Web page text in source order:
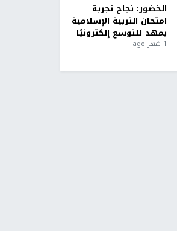
الخضور: نجاح تجربة
امتحان التربية الإسلامية
يمهد للتوسع إلكترونيًا
1 شهر ago